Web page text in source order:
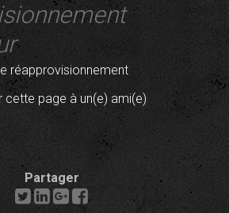
réapprovisionnement
cette page à un(e) ami(e)
Partager